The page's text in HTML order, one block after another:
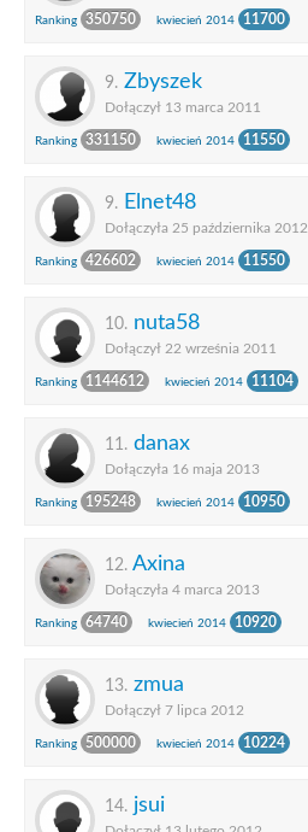
Ranking 350750 kwiecień 2014 11700
9. Zbyszek
Dołączył 13 marca 2011
Ranking 331150 kwiecień 2014 11550
9. Elnet48
Dołączyła 25 października 2012
Ranking 426602 kwiecień 2014 11550
10. nuta58
Dołączył 22 września 2011
Ranking 1144612 kwiecień 2014 11104
11. danax
Dołączyła 16 maja 2013
Ranking 195248 kwiecień 2014 10950
12. Axina
Dołączyła 4 marca 2013
Ranking 64740 kwiecień 2014 10920
13. zmua
Dołączył 7 lipca 2012
Ranking 500000 kwiecień 2014 10224
14. jsui